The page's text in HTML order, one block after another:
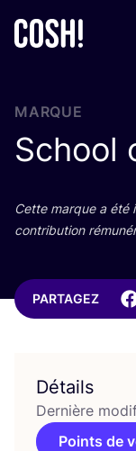
MARQUE
School
Cette marque a été
contri­bu­tion
PARTAGEZ
Détails
Dernière
Points de